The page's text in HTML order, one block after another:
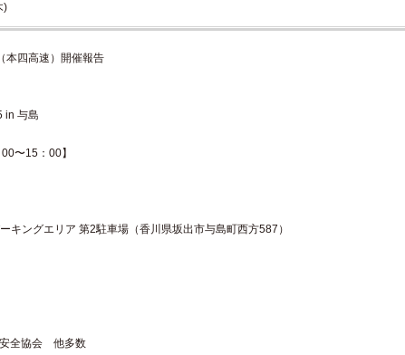
)
本四高速）開催報告
in 与島
〜15：00】
ングエリア 第2駐車場（香川県坂出市与島町西方587）
全協会 他多数